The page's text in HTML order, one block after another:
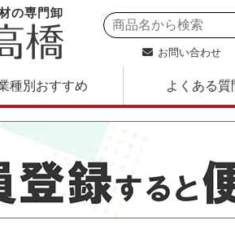
の専門卸
お問い合わせ
種別おすすめ よくある質